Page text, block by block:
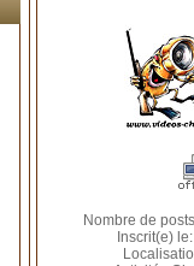
Nombre de
Inscrit(e)